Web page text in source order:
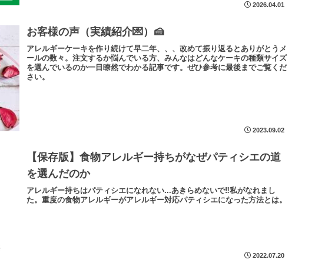
2026.04.01
お客様の声（実績紹介💌）🍰
アレルギーケーキを作り続けて早二年、、、改めて振り返るとありがとうメ
ールの数々。注文するか悩んでいる方、みんなはどんなケーキの種類サイズ
を選んでいるのか一目瞭然でわかる記事です。ぜひ参考に最後までご覧くだ
さい。
2023.09.02
【保存版】食物アレルギー持ちがなぜパティシエの道
を選んだのか
アレルギー持ちはパティシエになれない...あきらめないで‼私がなれまし
た。重度の食物アレルギーがアレルギー対応パティシエになった方法とは。
2022.07.20